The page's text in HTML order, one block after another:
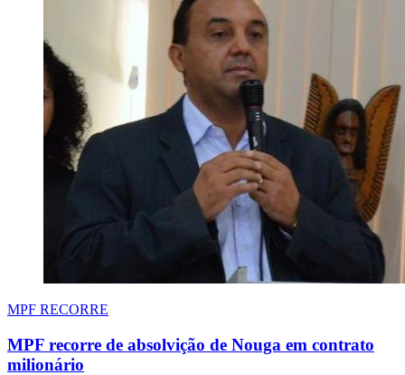
MPF RECORRE
MPF recorre de absolvição de Nouga em contrato
milionário